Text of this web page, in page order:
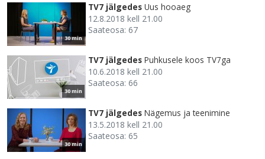
30 min
TV7 jälgedes Uus hooaeg
12.8.2018 kell 21.00
Saateosa: 67
30 min
TV7 jälgedes Puhkusele koos TV7ga
10.6.2018 kell 21.00
Saateosa: 66
30 min
TV7 jälgedes Nägemus ja teenimine
13.5.2018 kell 21.00
Saateosa: 65